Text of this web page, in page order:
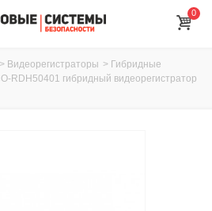
0
> Видеорегистраторы > Гибридные
RDH50401 гибридный видеорегистратор